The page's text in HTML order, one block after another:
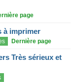
page
à imprimer
Dernière page
Très sérieux et